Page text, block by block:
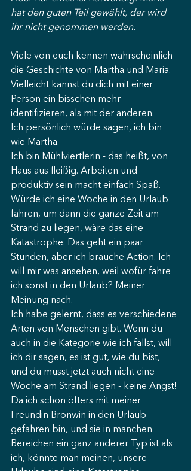
hat den guten Teil gewählt, der wird
ihr nicht genommen werden.
Viele von euch kennen wahrscheinlich
die Geschichte von Martha und Maria.
Vielleicht kannst du dich mit einer
Person ein bisschen mehr
identifizieren, als mit der anderen.
Ich persönlich würde sagen, ich bin
wie Martha.
Ich bin Mühlviertlerin - das heißt, von
Haus aus fleißig. Arbeiten und
produktiv sein macht einfach Spaß.
Würde ich eine Woche in den Urlaub
fahren, um dann die ganze Zeit am
Strand zu liegen, wäre das eine
Katastrophe. Das geht ein paar
Stunden, aber ich brauche Action. Ich
will mir was ansehen, weil wofür fahre
ich sonst in den Urlaub? Meiner
Meinung nach.
Ich habe gelernt, dass es verschiedene
Arten von Menschen gibt. Wenn du
auch in die Kategorie wie ich fällst, will
ich dir sagen, es ist gut, wie du bist,
und du musst jetzt auch nicht eine
Woche am Strand liegen - keine Angst!
Da ich schon öfters mit meiner
Freundin Bronwin in den Urlaub
gefahren bin, und sie in manchen
Bereichen ein ganz anderer Typ ist als
ich, könnte man meinen, unsere